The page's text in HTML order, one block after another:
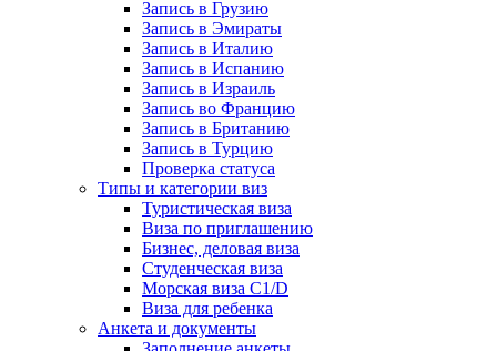
Запись в Грузию
Запись в Эмираты
Запись в Италию
Запись в Испанию
Запись в Израиль
Запись во Францию
Запись в Британию
Запись в Турцию
Проверка статуса
Типы и категории виз
Туристическая виза
Виза по приглашению
Бизнес, деловая виза
Студенческая виза
Морская виза C1/D
Виза для ребенка
Анкета и документы